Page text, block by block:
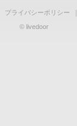
プライバシーポリシー ｜
© livedoor